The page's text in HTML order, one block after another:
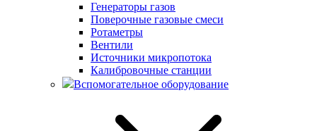
Генераторы газов
Поверочные газовые смеси
Ротаметры
Вентили
Источники микропотока
Калибровочные станции
Вспомогательное оборудование